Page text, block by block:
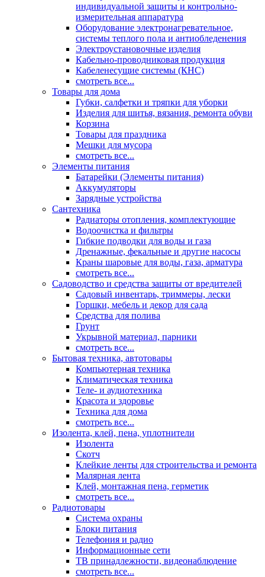
индивидуальной защиты и контрольно-
измерительная аппаратура
Оборудование электронагревательное,
системы теплого пола и антиобледенения
Электроустановочные изделия
Кабельно-проводниковая продукция
Кабеленесущие системы (КНС)
смотреть все...
Товары для дома
Губки, салфетки и тряпки для уборки
Изделия для шитья, вязания, ремонта обуви
Корзина
Товары для праздника
Мешки для мусора
смотреть все...
Элементы питания
Батарейки (Элементы питания)
Аккумуляторы
Зарядные устройства
Сантехника
Радиаторы отопления, комплектующие
Водоочистка и фильтры
Гибкие подводки для воды и газа
Дренажные, фекальные и другие насосы
Краны шаровые для воды, газа, арматура
смотреть все...
Садоводство и средства защиты от вредителей
Садовый инвентарь, триммеры, лески
Горшки, мебель и декор для сада
Средства для полива
Грунт
Укрывной материал, парники
смотреть все...
Бытовая техника, автотовары
Компьютерная техника
Климатическая техника
Теле- и аудиотехника
Красота и здоровье
Техника для дома
смотреть все...
Изолента, клей, пена, уплотнители
Изолента
Скотч
Клейкие ленты для строительства и ремонта
Малярная лента
Клей, монтажная пена, герметик
смотреть все...
Радиотовары
Система охраны
Блоки питания
Телефония и радио
Информационные сети
ТВ принадлежности, видеонаблюдение
смотреть все...